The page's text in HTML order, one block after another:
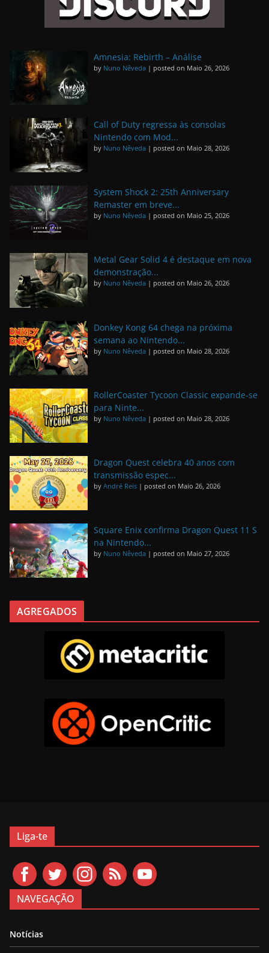
Amnesia: Rebirth – Análise
by Nuno Nêveda | posted on Maio 26, 2026
Call of Duty regressa às consolas
Nintendo com Mod...
by Nuno Nêveda | posted on Maio 28, 2026
System Shock 2: 25th Anniversary
Remaster em breve...
by Nuno Nêveda | posted on Maio 25, 2026
Metal Gear Solid 4 é destaque em nova
demonstração...
by Nuno Nêveda | posted on Maio 26, 2026
Donkey Kong 64 chega na próxima
semana ao Nintendo...
by Nuno Nêveda | posted on Maio 28, 2026
RollerCoaster Tycoon Classic expande-se
para Ninte...
by Nuno Nêveda | posted on Maio 28, 2026
Dragon Quest celebra 40 anos com
transmissão espec...
by André Reis | posted on Maio 26, 2026
Square Enix confirma Dragon Quest 11 S
na Nintendo...
by Nuno Nêveda | posted on Maio 27, 2026
AGREGADOS
Liga-te
NAVEGAÇÃO
Notícias